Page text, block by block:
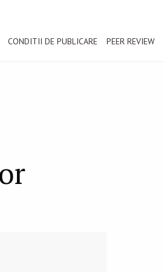
CONDITII DE PUBLICARE PEER REVIEW